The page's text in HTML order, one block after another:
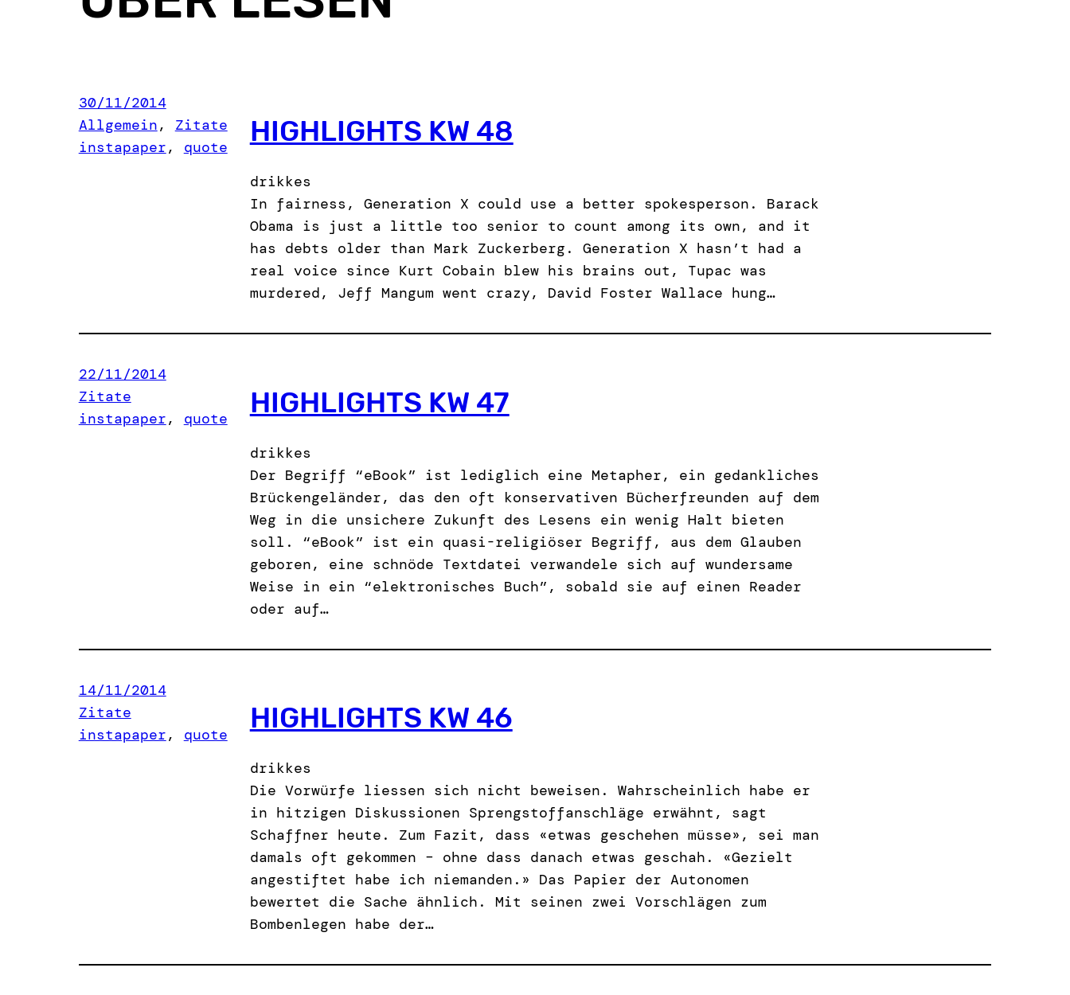
30/11/2014
Allgemein, Zitate
instapaper, quote HIGHLIGHTS KW 48
drikkes
In fairness, Generation X could use a better spokesperson. Barack
Obama is just a little too senior to count among its own, and it
has debts older than Mark Zuckerberg. Generation X hasn’t had a
real voice since Kurt Cobain blew his brains out, Tupac was
murdered, Jeff Mangum went crazy, David Foster Wallace hung…
22/11/2014
Zitate
instapaper, quote HIGHLIGHTS KW 47
drikkes
Der Begriff “eBook” ist lediglich eine Metapher, ein gedankliches
Brückengeländer, das den oft konservativen Bücherfreunden auf dem
Weg in die unsichere Zukunft des Lesens ein wenig Halt bieten
soll. “eBook” ist ein quasi-religiöser Begriff, aus dem Glauben
geboren, eine schnöde Textdatei verwandele sich auf wundersame
Weise in ein “elektronisches Buch”, sobald sie auf einen Reader
oder auf…
14/11/2014
Zitate
instapaper, quote HIGHLIGHTS KW 46
drikkes
Die Vorwürfe liessen sich nicht beweisen. Wahrscheinlich habe er
in hitzigen Diskussionen Sprengstoffanschläge erwähnt, sagt
Schaffner heute. Zum Fazit, dass «etwas geschehen müsse», sei man
damals oft gekommen – ohne dass danach etwas geschah. «Gezielt
angestiftet habe ich niemanden.» Das Papier der Autonomen
bewertet die Sache ähnlich. Mit seinen zwei Vorschlägen zum
Bombenlegen habe der…